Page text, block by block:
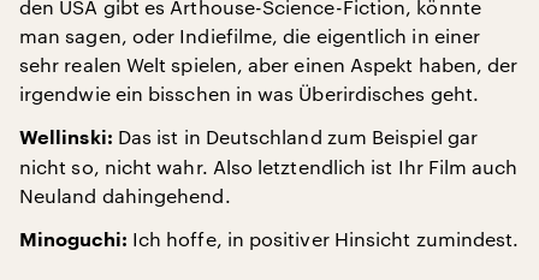
den USA gibt es Arthouse-Science-Fiction, könnte
man sagen, oder Indiefilme, die eigentlich in einer
sehr realen Welt spielen, aber einen Aspekt haben, der
irgendwie ein bisschen in was Überirdisches geht.
Wellinski: Das ist in Deutschland zum Beispiel gar
nicht so, nicht wahr. Also letztendlich ist Ihr Film auch
Neuland dahingehend.
Minoguchi: Ich hoffe, in positiver Hinsicht zumindest.